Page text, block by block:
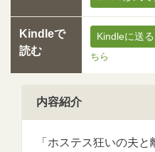
Kindleで
読む
Kindleに送る
ちら
内容紹介
「ホステス狂いの夫と